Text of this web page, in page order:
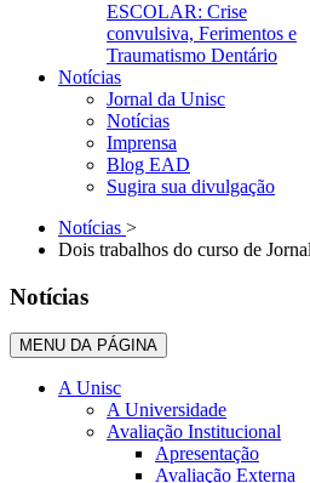
ESCOLAR: Crise
convulsiva, Ferimentos e
Traumatismo Dentário
Notícias
Jornal da Unisc
Notícias
Imprensa
Blog EAD
Sugira sua divulgação
Notícias >
Dois trabalhos do curso de
Notícias
MENU DA PÁGINA
A Unisc
A Universidade
Avaliação Institucional
Apresentação
Avaliação Externa